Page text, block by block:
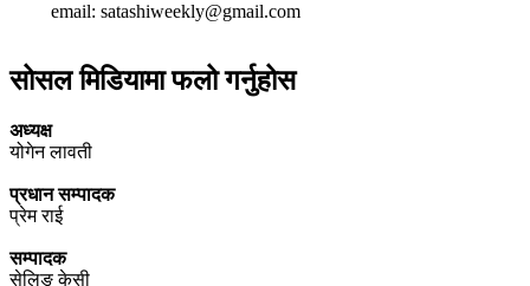
email: satashiweekly@gmail.com
सोसल मिडियामा फलो गर्नुहोस
अध्यक्ष
योगेन लावती
प्रधान सम्पादक
प्रेम राई
सम्पादक
सेलिङ केसी